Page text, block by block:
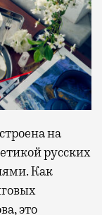
на
русских
Как
это